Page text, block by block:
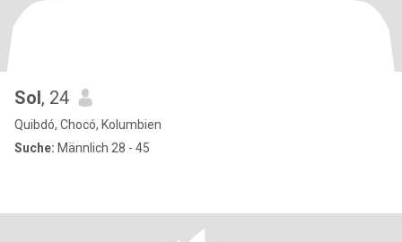
Sol, 24
Quibdó, Chocó, Kolumbien
Suche: Männlich 28 - 45